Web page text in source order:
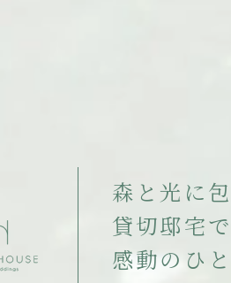
森 と 光 に包
貸切邸宅で
感動の ひ と